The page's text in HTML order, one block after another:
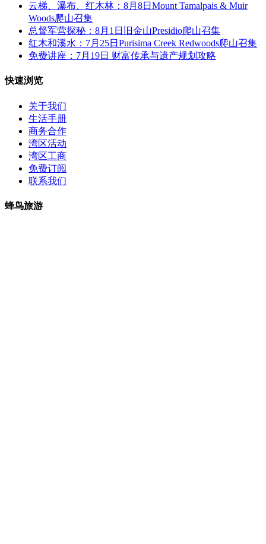
云梯、瀑布、红木林：8月8日Mount Tamalpais & Muir
Woods爬山召集
总督军营探秘：8月1日旧金山Presidio爬山召集
红木和溪水：7月25日Purisima Creek Redwoods爬山召集
免费讲座：7月19日 财富传承与遗产规划攻略
快速浏览
关于我们
生活手册
商务合作
湾区活动
湾区工商
免费订阅
联系我们
蜂鸟旅游